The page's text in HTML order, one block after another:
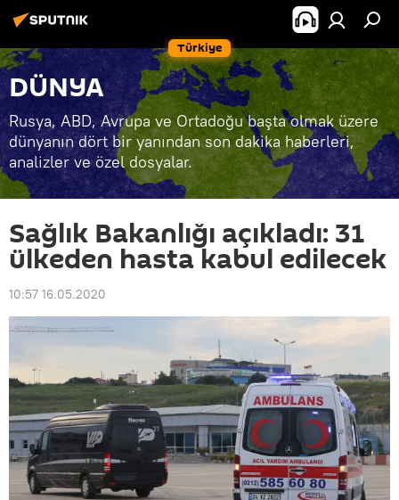
Türkiye
DÜNYA
Rusya, ABD, Avrupa ve Ortadoğu başta olmak üzere
dünyanın dört bir yanından son dakika haberleri,
analizler ve özel dosyalar.
Sağlık Bakanlığı açıkladı: 31
ülkeden hasta kabul edilecek
10:57 16.05.2020